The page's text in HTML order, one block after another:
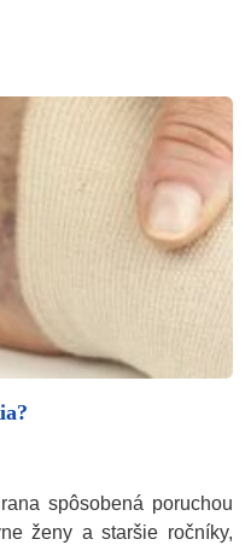
spôsobená poruchou
ženy a staršie ročníky,